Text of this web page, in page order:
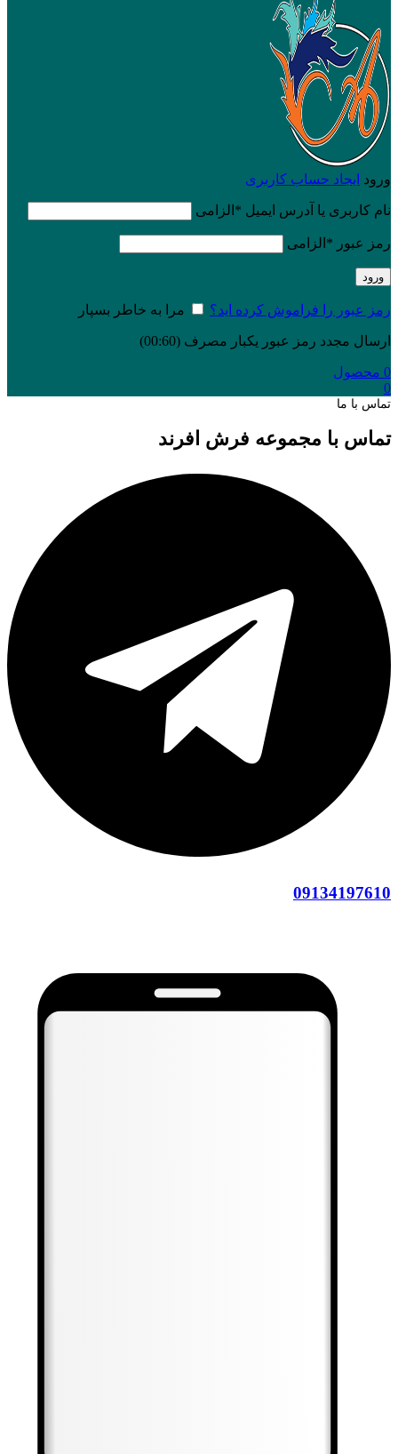
ورود ایجاد حساب کاربری
نام کاربری یا آدرس ایمیل * الزامی
رمز عبور * الزامی
ورود
رمز عبور را فراموش کرده اید؟ مرا به خاطر بسپار
ارسال مجدد رمز عبور یکبار مصرف (00:
60
)
0 محصول
0
تماس با ما
تماس با مجموعه فرش افرند
09134197610